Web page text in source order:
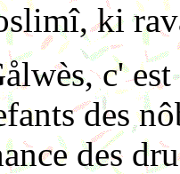
ki
c'
des
des